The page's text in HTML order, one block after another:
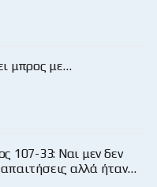
μπρος με…
107-33: Ναι μεν δεν
αλλά ήταν…